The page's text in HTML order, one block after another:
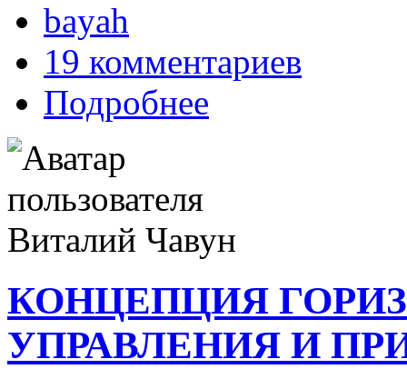
bayah
19 комментариев
Подробнее
КОНЦЕПЦИЯ
УПРАВЛЕНИЯ И